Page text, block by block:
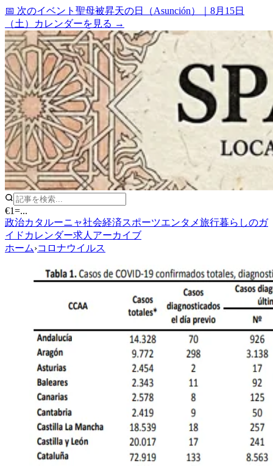
📅 次のイベント 聖母被昇天の日（Asunción）
8月15日
（土）
カレンダーを見る →
€1=...
政治カタルーニャ社会経済スポーツエンタメ旅行暮らしのガ
イド カレンダー求人 アーカイブ
ホーム›コロナウイルス